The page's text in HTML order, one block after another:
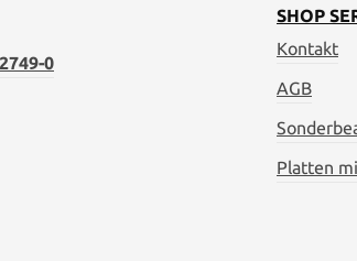
0
SHOP
Kontakt
AGB
Platten